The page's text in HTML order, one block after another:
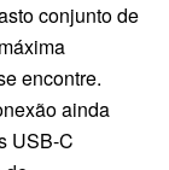
conjunto de
encontre.
ainda
USB-C